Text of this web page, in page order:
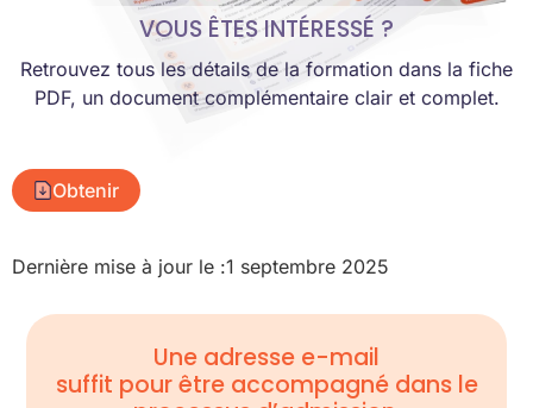
VOUS ÊTES INTÉRESSÉ ?
Retrouvez tous les détails de la formation dans la fiche
PDF, un document complémentaire clair et complet.
Obtenir
Dernière mise à jour le :1 septembre 2025
Une adresse e-mail
suffit pour être accompagné dans le